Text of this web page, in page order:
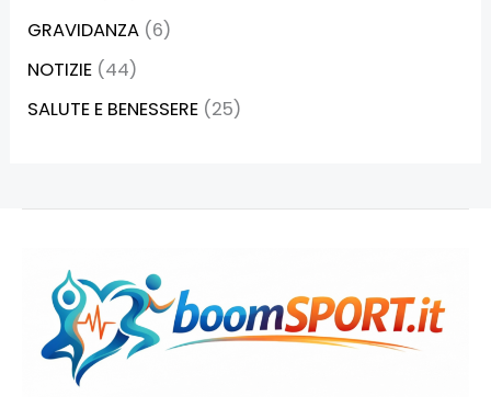
GRAVIDANZA (6)
NOTIZIE (44)
SALUTE E BENESSERE (25)